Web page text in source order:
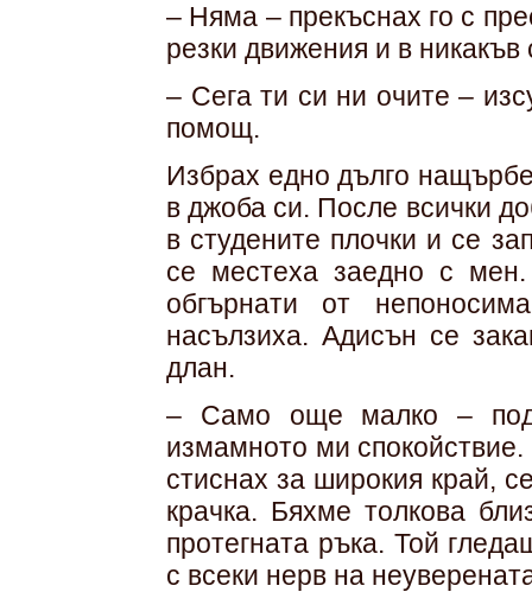
– Няма – прекъснах го с
резки движения и в никакъв
– Сега ти си ни очите –
помощ.
Избрах едно дълго
в джоба си. После всички
в студените плочки и се
се местеха заедно с
обгърнати от
насълзиха. Адисън се
длан.
– Само още малко –
измамното ми
стиснах за широкия край,
крачка. Бяхме толкова
протегната ръка. Той
с всеки нерв на